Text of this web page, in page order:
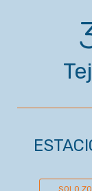
SOLO